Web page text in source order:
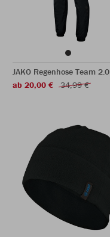
JAKO Regenhose Team 2.0
ab 20,00 €
34,99 €